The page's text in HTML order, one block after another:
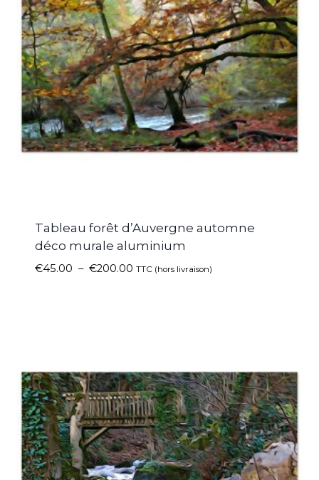
Tableau forêt d’Auvergne automne
déco murale aluminium
€45.00 – €200.00 TTC (hors livraison)